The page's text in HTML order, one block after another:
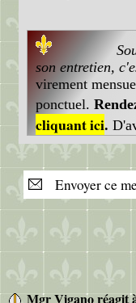
son entretien,
virement
ponctuel.
cliquant ici.
Envoyer ce
Mgr Vigano réagit